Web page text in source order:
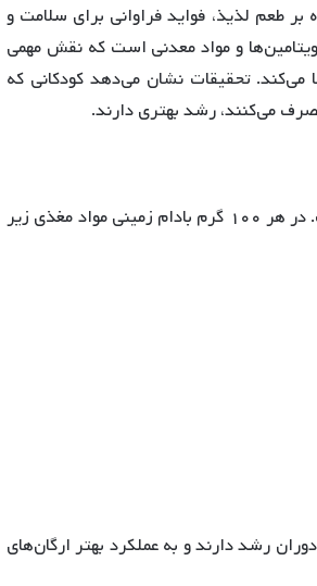
بر طعم لذیذ، فواید فراوانی برای سلامت و
و مواد معدنی است که نقش مهمی
تحقیقات نشان می‌دهد کودکانی که
می‌کنند، رشد بهتری دارند.
بادام زمینی منبعی غنی از مواد مغذی ضروری برای رشد کودکان است. در هر ۱۰۰ گرم بادام زمینی مواد مغذی زیر
رشد دارند و به عملکرد بهتر ارگان‌های